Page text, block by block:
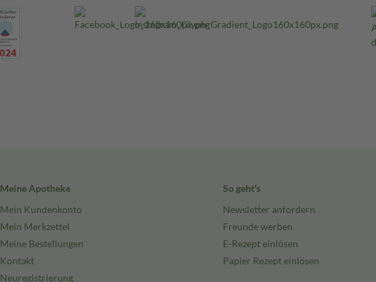
Meine Apotheke
Mein Kundenkonto
Mein Merkzettel
Meine Bestellungen
Kontakt
Neuregistrierung
So geht's
Newsletter anfordern
Freunde werben
E-Rezept einlösen
Papier Rezept einlösen